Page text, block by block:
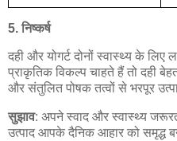
5.निष्कर्ष
दही और योगर्ट दोनों स्वास्थ्य के लिए
प्राकृतिक विकल्प चाहते हैं तो दही
और संतुलित पोषक तत्वों से भरपूर
सुझाव: अपने स्वाद और स्वास्थ्य
उत्पाद आपके दैनिक आहार को समृद्ध